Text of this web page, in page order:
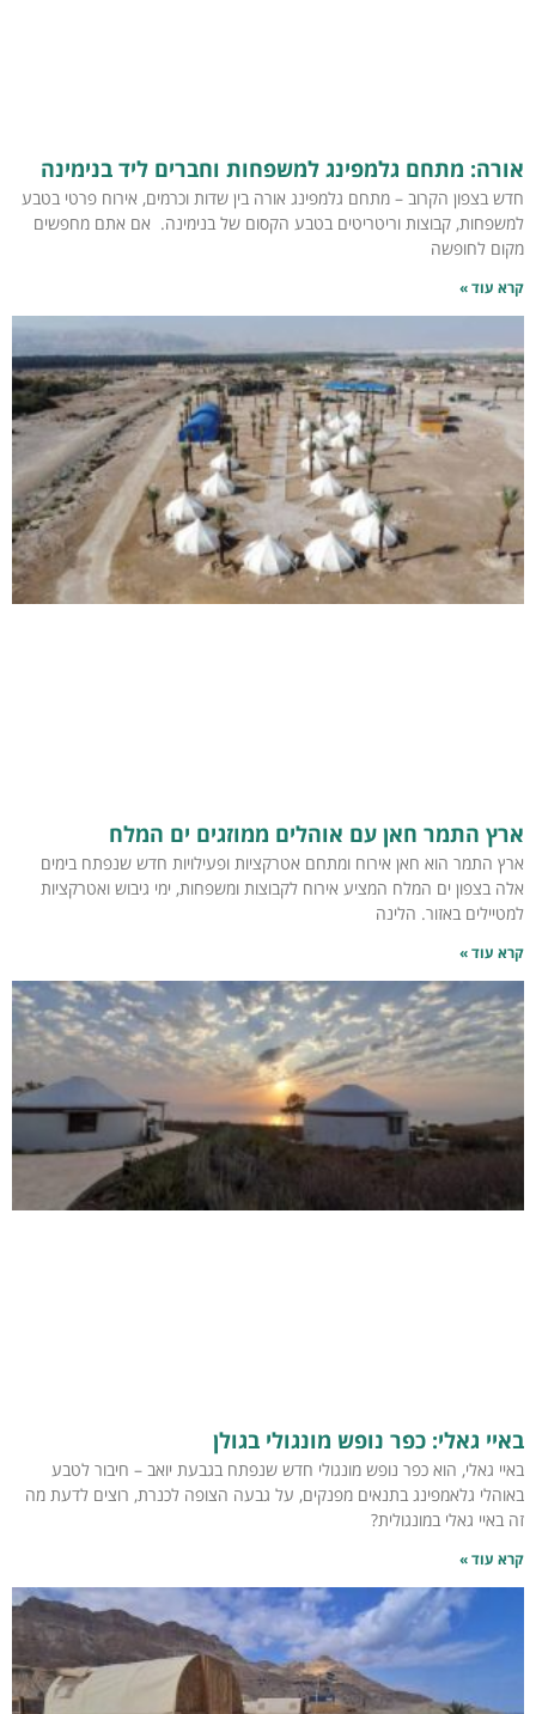
אורה: מתחם גלמפינג למשפחות וחברים ליד בנימינה
חדש בצפון הקרוב – מתחם גלמפינג אורה בין שדות וכרמים, אירוח פרטי בטבע
למשפחות, קבוצות וריטריטים בטבע הקסום של בנימינה. אם אתם מחפשים
מקום לחופשה
קרא עוד »
ארץ התמר חאן עם אוהלים ממוזגים ים המלח
ארץ התמר הוא חאן אירוח ומתחם אטרקציות ופעילויות חדש שנפתח בימים
אלה בצפון ים המלח המציע אירוח לקבוצות ומשפחות, ימי גיבוש ואטרקציות
למטיילים באזור. הלינה
קרא עוד »
באיי גאלי: כפר נופש מונגולי בגולן
באיי גאלי, הוא כפר נופש מונגולי חדש שנפתח בגבעת יואב – חיבור לטבע
באוהלי גלאמפינג בתנאים מפנקים, על גבעה הצופה לכנרת, רוצים לדעת מה
זה באיי גאלי במונגולית?
קרא עוד »